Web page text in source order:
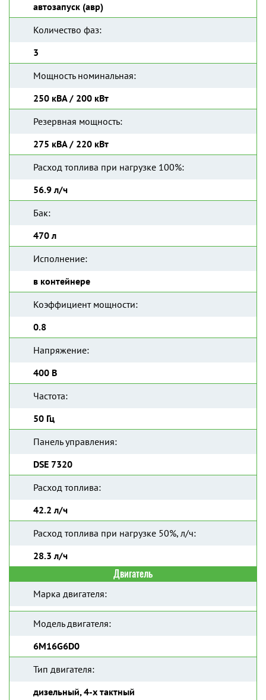
автозапуск (авр)
Количество фаз:
3
Мощность номинальная:
250 кВА / 200 кВт
Резервная мощность:
275 кВА / 220 кВт
Расход топлива при нагрузке 100%:
56.9 л/ч
Бак:
470 л
Исполнение:
в контейнере
Коэффициент мощности:
0.8
Напряжение:
400 В
Частота:
50 Гц
Панель управления:
DSE 7320
Расход топлива:
42.2 л/ч
Расход топлива при нагрузке 50%, л/ч:
28.3 л/ч
Двигатель
Марка двигателя:
Модель двигателя:
6M16G6D0
Тип двигателя:
дизельный, 4-х тактный